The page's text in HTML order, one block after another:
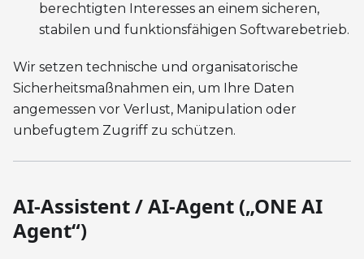
berechtigten Interesses an einem sicheren,
stabilen und funktionsfähigen Softwarebetrieb.
Wir setzen technische und organisatorische
Sicherheitsmaßnahmen ein, um Ihre Daten
angemessen vor Verlust, Manipulation oder
unbefugtem Zugriff zu schützen.
AI-Assistent / AI-Agent („ONE AI
Agent“)